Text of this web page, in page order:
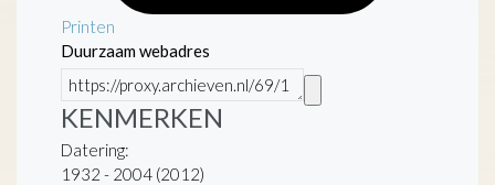
Printen
Duurzaam webadres
KENMERKEN
Datering:
1932 - 2004 (2012)